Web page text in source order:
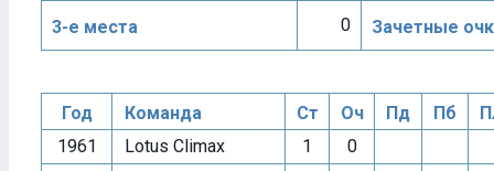
3-е места 0 Зачетные
Год Команда Ст Оч Пд Пб
1961
Lotus Climax 1
0